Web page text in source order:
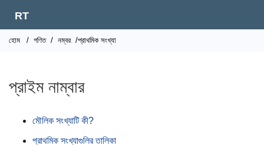
RT
হোম / গণিত / নম্বর /প্রাথমিক সংখ্যা
প্রাইম নাম্বার
মৌলিক সংখ্যাটি কী?
প্রাথমিক সংখ্যাগুলির তালিকা